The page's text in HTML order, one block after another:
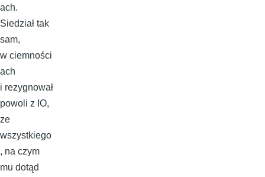
ach.
Siedział tak
sam,
w ciemności
ach
i rezygnował
powoli z IO,
ze
wszystkiego
, na czym
mu dotąd